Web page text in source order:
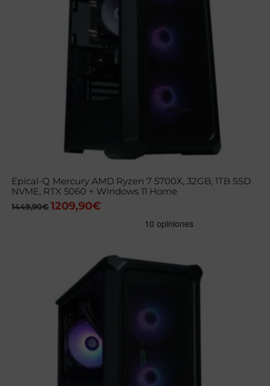
Epical-Q Mercury AMD Ryzen 7 5700X, 32GB, 1TB SSD
NVME, RTX 5060 + Windows 11 Home
1449,90€ El
1209,90€